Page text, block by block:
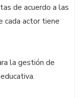
de acuerdo a las
cada actor tiene
la gestión de